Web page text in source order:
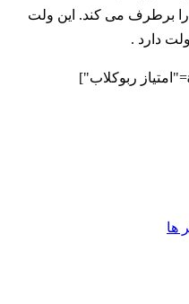
ولتی نیاز شما را برطرف می کند. این ولت
ها